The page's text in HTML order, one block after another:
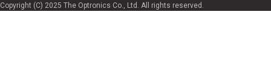
Copyright (C) 2025 The Optronics Co., Ltd. All rights reserved.